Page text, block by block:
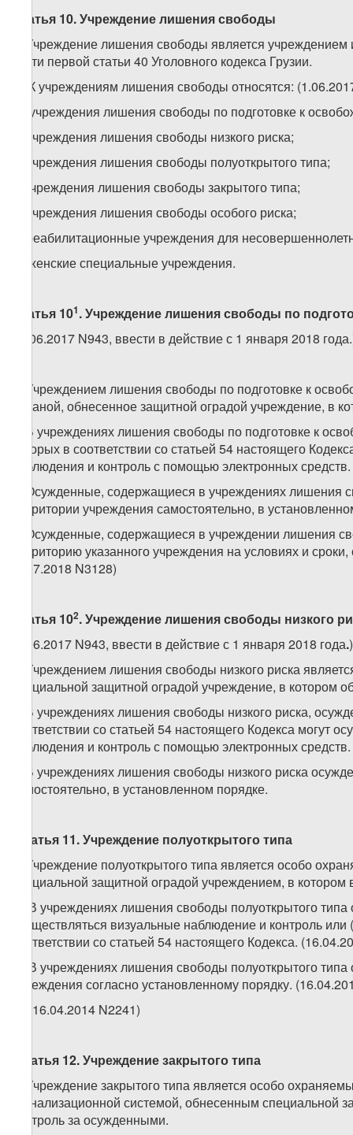
Статья 10. Учреждение лишения свободы
1. Учреждение лишения свободы является
части первой статьи 40 Уголовного кодекса Грузии.
2. К учреждениям лишения свободы относятся:
а) учреждения лишения свободы по подготовке к
б) учреждения лишения свободы низкого риска;
в) учреждения лишения свободы полуоткрытого типа;
г) учреждения лишения свободы закрытого типа;
д) учреждения лишения свободы особого риска;
е) реабилитационные учреждения для
ж) женские специальные учреждения.
Статья 101. Учреждение лишения свободы по
(1.06.2017 N943, ввести в действие с 1 января 2018
1. Учреждением лишения свободы по подготовке к
охраной, обнесенное защитной оградой учреждение, в
2. В учреждениях лишения свободы по подготовке к
которых в соответствии со статьей 54 настоящего
наблюдения и контроль с помощью электронных средств.
3. Осужденные, содержащиеся в учреждениях лишения
территории учреждения самостоятельно, в
4. Осужденные, содержащиеся в учреждении лишения
территорию указанного учреждения на условиях и
(5.07.2018 N3128)
Статья 102. Учреждение лишения свободы низкого
(1.06.2017 N943, ввести в действие с 1 января 2018 года.)
1. Учреждением лишения свободы низкого риска
специальной защитной оградой учреждение, в
2. В учреждениях лишения свободы низкого риска,
соответствии со статьей 54 настоящего Кодекса могут
наблюдения и контроль с помощью электронных средств.
3. В учреждениях лишения свободы низкого риска
самостоятельно, в установленном порядке.
Статья 11. Учреждение полуоткрытого типа
1. Учреждение полуоткрытого типа является особо
специальной защитной оградой учреждением, в
2. В учреждениях лишения свободы полуоткрытого
осуществляться визуальные наблюдение и контроль
соответствии со статьей 54 настоящего Кодекса.
3. В учреждениях лишения свободы полуоткрытого
учреждения согласно установленному порядку.
4. (16.04.2014 N2241)
Статья 12. Учреждение закрытого типа
1. Учреждение закрытого типа является особо
сигнализационной системой, обнесенным
контроль за осужденными.